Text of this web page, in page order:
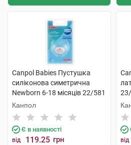
Canpol Babies Пустушка
силіконова симетрична
Newborn 6-18 місяців 22/581
1 шт
Канпол
Є в наявності
від 119.25 грн від